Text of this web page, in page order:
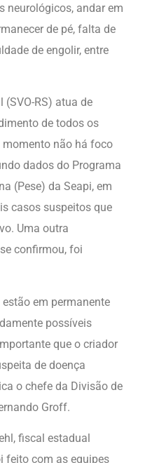
neurológicos, andar em
de pé, falta de
de engolir, entre
(SVO-RS) atua de
de todos os
não há foco
dados do Programa
(Pese) da Seapi, em
casos suspeitos que
Uma outra
confirmou, foi
em permanente
possíveis
que o criador
de doença
o chefe da Divisão de
Groff.
fiscal estadual
feito com as equipes